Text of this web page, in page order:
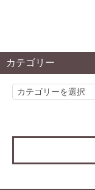
カテゴリー
カ
リ